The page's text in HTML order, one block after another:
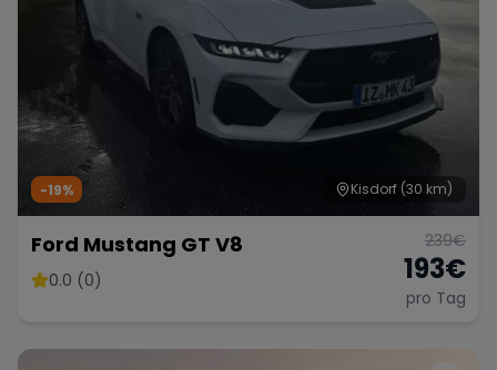
Kisdorf (30 km)
-19%
Ford Mustang GT V8
0.0 (0)
239€
193€
pro Tag